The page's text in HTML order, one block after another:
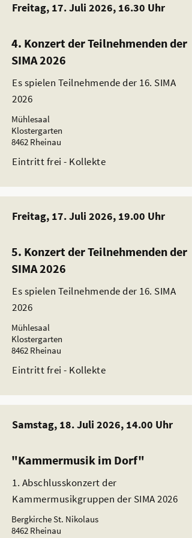
Freitag, 17. Juli 2026, 16.30 Uhr
4. Konzert der Teilnehmenden der
SIMA 2026
Es spielen Teilnehmende der 16. SIMA
2026
Mühlesaal
Klostergarten
8462 Rheinau
Eintritt frei - Kollekte
Freitag, 17. Juli 2026, 19.00 Uhr
5. Konzert der Teilnehmenden der
SIMA 2026
Es spielen Teilnehmende der 16. SIMA
2026
Mühlesaal
Klostergarten
8462 Rheinau
Eintritt frei - Kollekte
Samstag, 18. Juli 2026, 14.00 Uhr
"Kammermusik im Dorf"
1. Abschlusskonzert der
Kammermusikgruppen der SIMA 2026
Bergkirche St. Nikolaus
8462 Rheinau